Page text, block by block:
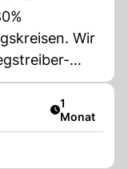
Wir
Jahren
Artikel
1
Monat